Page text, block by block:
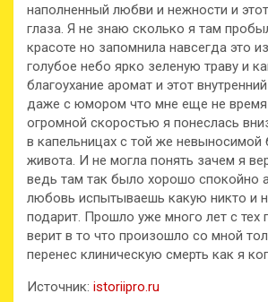
наполненный любви и нежности и
глаза. Я не знаю сколько я там
красоте но запомнила навсегда это
голубое небо ярко зеленую траву и
благоухание аромат и этот
даже с юмором что мне еще не
огромной скоростью я понеслась
в капельницах с той же невыносимой
живота. И не могла понять зачем я
ведь там так было хорошо спокойно
любовь испытываешь какую никто и
подарит. Прошло уже много лет с тех
верит в то что произошло со мной
перенес клиническую смерть как я
Источник: istoriipro.ru